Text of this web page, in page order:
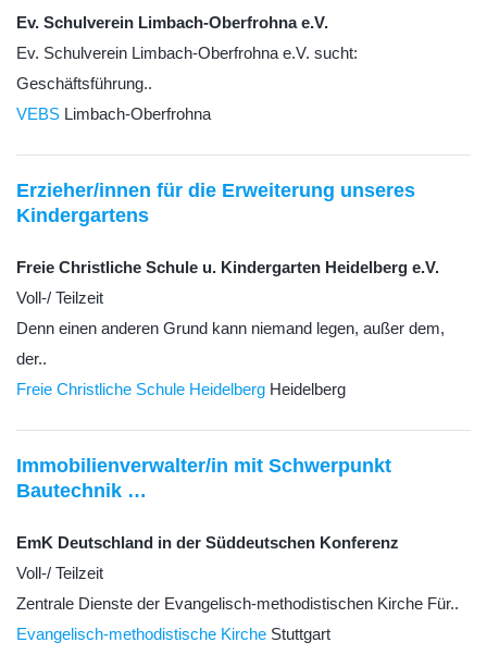
Ev. Schulverein Limbach-Oberfrohna e.V.
Ev. Schulverein Limbach-Oberfrohna e.V. sucht:
Geschäftsführung..
VEBS Limbach-Oberfrohna
Erzieher/innen für die Erweiterung unseres
Kindergartens
Freie Christliche Schule u. Kindergarten Heidelberg e.V.
Voll-/ Teilzeit
Denn einen anderen Grund kann niemand legen, außer dem,
der..
Freie Christliche Schule Heidelberg Heidelberg
Immobilienverwalter/in mit Schwerpunkt
Bautechnik …
EmK Deutschland in der Süddeutschen Konferenz
Voll-/ Teilzeit
Zentrale Dienste der Evangelisch-methodistischen Kirche Für..
Evangelisch-methodistische Kirche Stuttgart